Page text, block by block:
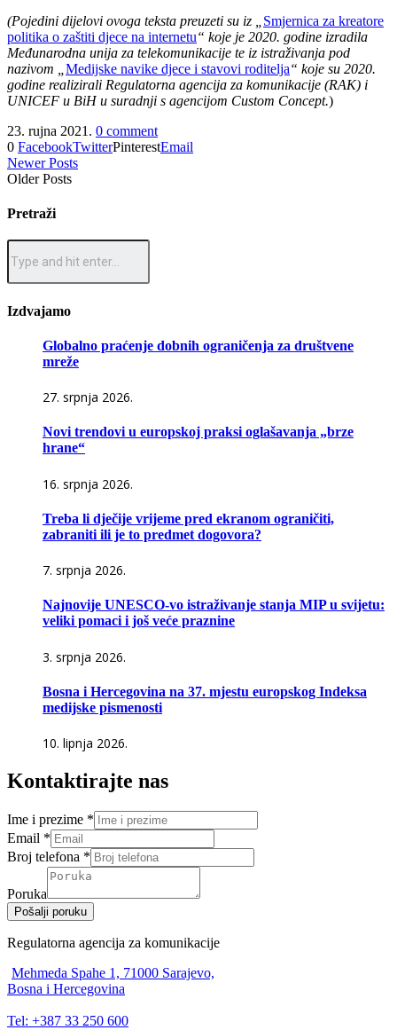
(Pojedini dijelovi ovoga teksta preuzeti su iz „ Smjernica za kreatore
politika o zaštiti djece na internetu“ koje je 2020. godine izradila
Međunarodna unija za telekomunikacije te iz istraživanja pod
nazivom „ Medijske navike djece i stavovi roditelja“ koje su 2020.
godine realizirali Regulatorna agencija za komunikacije (RAK) i
UNICEF u BiH u suradnji s agencijom Custom Concept.)
23. rujna 2021. 0 comment
0 FacebookTwitterPinterestEmail
Newer Posts
Older Posts
Pretraži
Izdvajamo
Globalno praćenje dobnih ograničenja za društvene
mreže
27. srpnja 2026.
Novi trendovi u europskoj praksi oglašavanja „brze
hrane“
16. srpnja 2026.
Treba li dječije vrijeme pred ekranom ograničiti,
zabraniti ili je to predmet dogovora?
7. srpnja 2026.
Najnovije UNESCO-vo istraživanje stanja MIP u svijetu:
veliki pomaci i još veće praznine
3. srpnja 2026.
Bosna i Hercegovina na 37. mjestu europskog Indeksa
medijske pismenosti
10. lipnja 2026.
Kontaktirajte nas
Ime i prezime *
Email *
Broj telefona *
Poruka
Pošalji poruku
Regulatorna agencija za komunikacije
Mehmeda Spahe 1, 71000 Sarajevo,
Bosna i Hercegovina
Tel: +387 33 250 600